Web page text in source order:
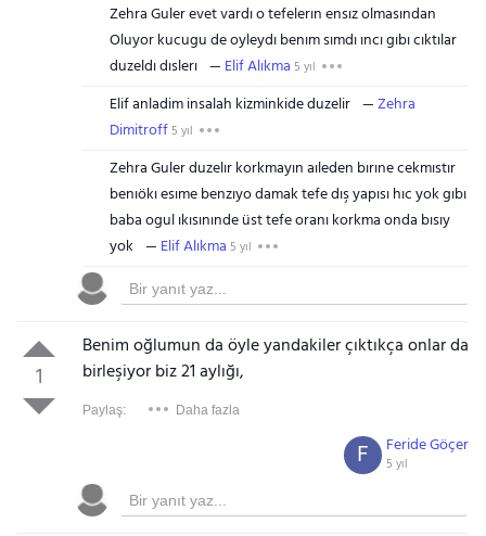
Zehra Guler evet vardı o tefelerın ensız olmasından
Oluyor kucugu de oyleydı benım sımdı ıncı gıbı cıktılar
duzeldı dıslerı
Elif Alıkma 5 yıl
Elif anladim insalah kizminkide duzelir
Zehra
Dimitroff5 yıl
Zehra Guler duzelır korkmayın aıleden bırıne cekmıstır
benıökı esıme benzıyo damak tefe dış yapısı hıc yok gıbı
baba ogul ıkısınınde üst tefe oranı korkma onda bısıy
yok
Elif Alıkma 5 yıl
1
Benim oğlumun da öyle yandakiler çıktıkça onlar da
birleşiyor biz 21 aylığı,
Paylaş: Daha fazla
Feride Göçer
5 yıl
F